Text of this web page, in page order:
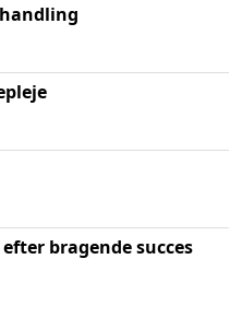
bragende succes